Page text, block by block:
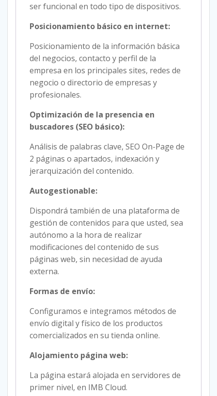
ser funcional en todo tipo de dispositivos.
Posicionamiento básico en internet:
Posicionamiento de la información básica
del negocios, contacto y perfil de la
empresa en los principales sites, redes de
negocio o directorio de empresas y
profesionales.
Optimización de la presencia en
buscadores (SEO básico):
Análisis de palabras clave, SEO On-Page de
2 páginas o apartados, indexación y
jerarquización del contenido.
Autogestionable:
Dispondrá también de una plataforma de
gestión de contenidos para que usted, sea
autónomo a la hora de realizar
modificaciones del contenido de sus
páginas web, sin necesidad de ayuda
externa.
Formas de envío:
Configuramos e integramos métodos de
envío digital y físico de los productos
comercializados en su tienda online.
Alojamiento página web:
La página estará alojada en servidores de
primer nivel, en IMB Cloud.